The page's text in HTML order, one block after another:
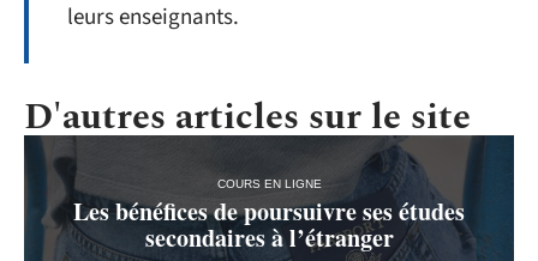
leurs enseignants.
D'autres articles sur le site
COURS EN LIGNE
Les bénéfices de poursuivre ses études
secondaires à l’étranger